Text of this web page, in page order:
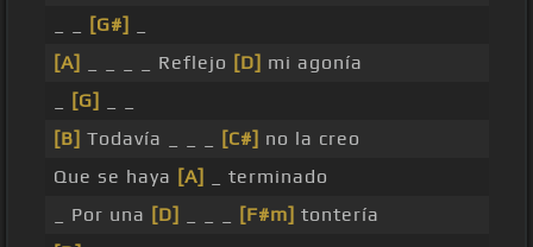
[G#]
[A]
_ _ _ _ Reflejo [D] mi agonía
[G]
[B] Todavía _ _ _ [C#] no la creo
Que se haya [A]
_ terminado
_ Por una [D] [F#m] tontería